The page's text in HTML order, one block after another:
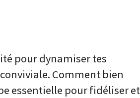
pour dynamiser tes
Comment bien
essentielle pour fidéliser et